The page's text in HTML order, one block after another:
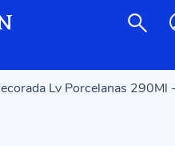
Lv Porcelanas 290Ml